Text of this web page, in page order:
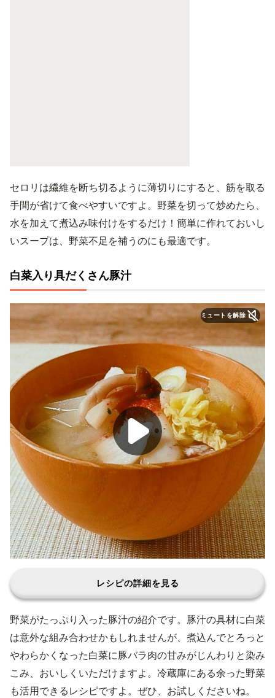
セロリは繊維を断ち切るように薄切りにすると、筋を取る
手間が省けて食べやすいですよ。野菜を切って炒めたら、
水を加えて煮込み味付けをするだけ！簡単に作れておいし
いスープは、野菜不足を補うのにも最適です。
白菜入り具だくさん豚汁
ミュートを解除
レシピの詳細を見る
野菜がたっぷり入った豚汁の紹介です。豚汁の具材に白菜
は意外な組み合わせかもしれませんが、煮込んでとろっと
やわらかくなった白菜に豚バラ肉の甘みがじんわりと染み
こみ、おいしくいただけますよ。冷蔵庫にある余った野菜
も活用できるレシピですよ。ぜひ、お試しくださいね。